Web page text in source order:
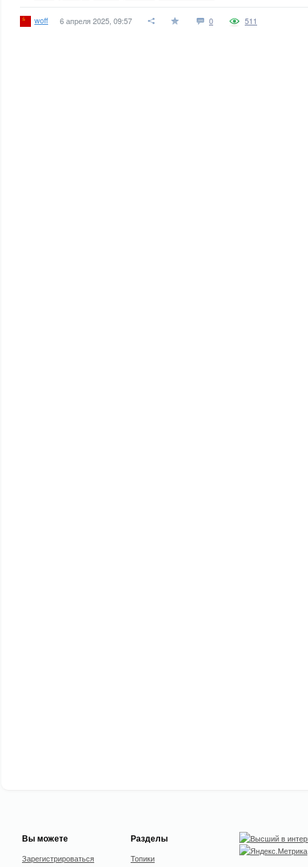
woff 6 апреля 2025, 09:57 0 511
Вы можете
Зарегистрироваться
Разделы
Топики